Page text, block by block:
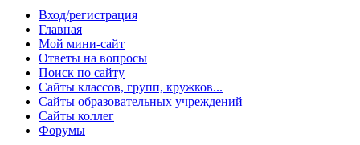
Вход/регистрация
Главная
Мой мини-сайт
Ответы на вопросы
Поиск по сайту
Сайты классов, групп, кружков...
Сайты образовательных учреждений
Сайты коллег
Форумы